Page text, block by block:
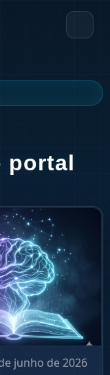
portal
junho de 2026